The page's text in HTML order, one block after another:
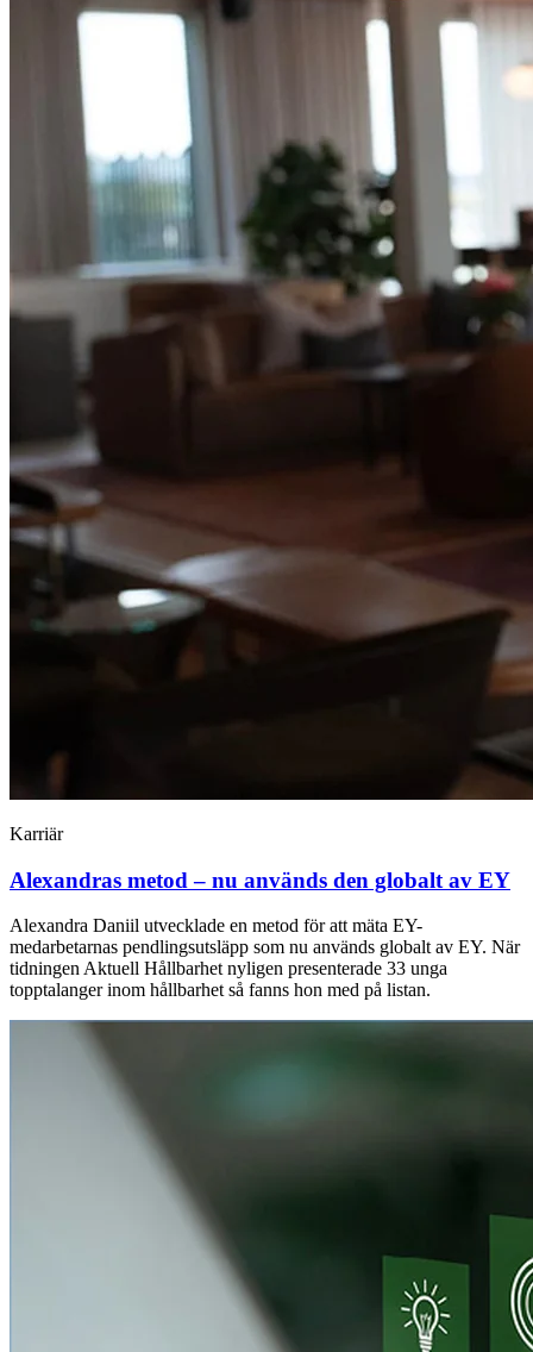
Karriär
Alexandras metod – nu används den globalt av EY
Alexandra Daniil utvecklade en metod för att mäta EY-
medarbetarnas pendlingsutsläpp som nu används globalt av EY. När
tidningen Aktuell Hållbarhet nyligen presenterade 33 unga
topptalanger inom hållbarhet så fanns hon med på listan.